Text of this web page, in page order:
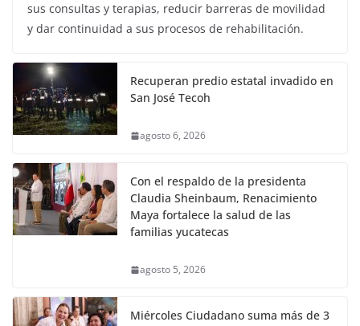
sus consultas y terapias, reducir barreras de movilidad
y dar continuidad a sus procesos de rehabilitación.
Recuperan predio estatal invadido en
San José Tecoh
agosto 6, 2026
Con el respaldo de la presidenta
Claudia Sheinbaum, Renacimiento
Maya fortalece la salud de las
familias yucatecas
agosto 5, 2026
Miércoles Ciudadano suma más de 3